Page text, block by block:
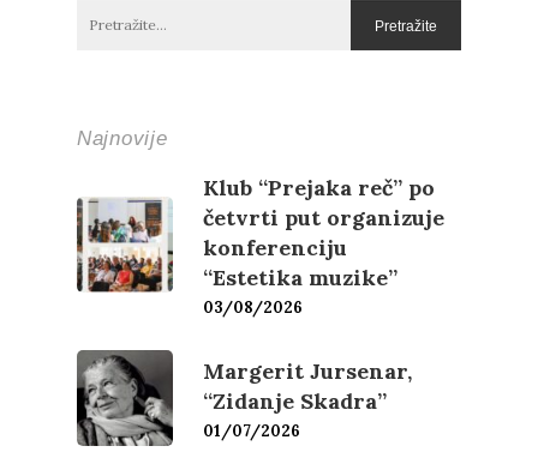
Najnovije
Klub “Prejaka reč” po
četvrti put organizuje
konferenciju
“Estetika muzike”
03/08/2026
Margerit Jursenar,
“Zidanje Skadra”
01/07/2026
Književnost
Poezija
Esejistika
Teorija
Estetika
Muzika
Šta čitamo?